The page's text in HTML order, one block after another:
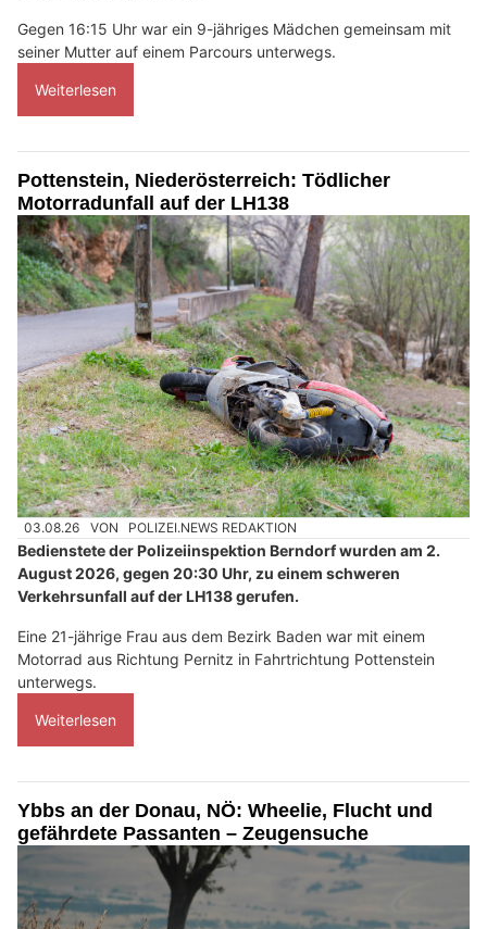
Gegen 16:15 Uhr war ein 9-jähriges Mädchen gemeinsam mit
seiner Mutter auf einem Parcours unterwegs.
Weiterlesen
Pottenstein, Niederösterreich: Tödlicher
Motorradunfall auf der LH138
03.08.26 VON POLIZEI.NEWS REDAKTION
Bedienstete der Polizeiinspektion Berndorf wurden am 2.
August 2026, gegen 20:30 Uhr, zu einem schweren
Verkehrsunfall auf der LH138 gerufen.
Eine 21-jährige Frau aus dem Bezirk Baden war mit einem
Motorrad aus Richtung Pernitz in Fahrtrichtung Pottenstein
unterwegs.
Weiterlesen
Ybbs an der Donau, NÖ: Wheelie, Flucht und
gefährdete Passanten – Zeugensuche